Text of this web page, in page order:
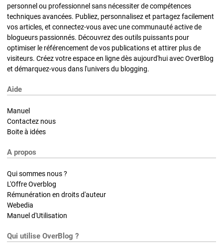
personnel ou professionnel sans nécessiter de compétences
techniques avancées. Publiez, personnalisez et partagez facilement
vos articles, et connectez-vous avec une communauté active de
blogueurs passionnés. Découvrez des outils puissants pour
optimiser le référencement de vos publications et attirer plus de
visiteurs. Créez votre espace en ligne dès aujourd'hui avec OverBlog
et démarquez-vous dans l'univers du blogging.
Aide
Manuel
Contactez nous
Boite à idées
A propos
Qui sommes nous ?
L'Offre Overblog
Rémunération en droits d'auteur
Webedia
Manuel d'Utilisation
Qui utilise OverBlog ?